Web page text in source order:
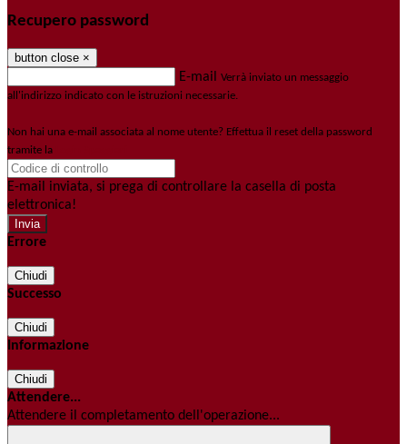
Recupero password
button close ×
E-mail Verrà inviato un messaggio
all'indirizzo indicato con le istruzioni necessarie.
Non hai una e-mail associata al nome utente? Effettua il reset della password
tramite la
E-mail inviata, si prega di controllare la casella di posta
elettronica!
Errore
Chiudi
Successo
Chiudi
Informazione
Chiudi
Attendere...
Attendere il completamento dell'operazione...